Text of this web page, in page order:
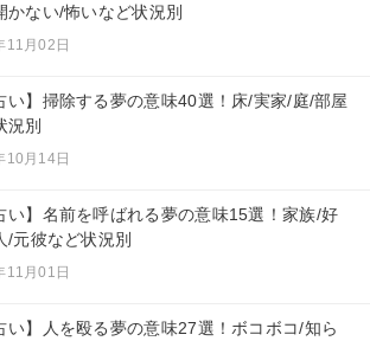
かない/怖いなど状況別
11月02日
い】掃除する夢の意味40選！床/実家/庭/部屋
況別
10月14日
い】名前を呼ばれる夢の意味15選！家族/好
/元彼など状況別
11月01日
い】人を殴る夢の意味27選！ボコボコ/知ら